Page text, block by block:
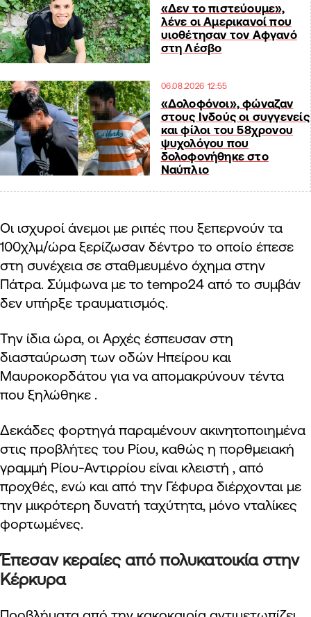
«Δεν το πιστεύουμε»,
λένε οι Αμερικανοί που
υιοθέτησαν τον Αφγανό
στη Λέσβο
06.08.2026 12:55
«Δολοφόνοι», φώναζαν
στους Ινδούς οι συγγενείς
και φίλοι του 58χρονου
ψυχολόγου που
δολοφονήθηκε στο
Ναύπλιο
Οι ισχυροί άνεμοι με ριπές που ξεπερνούν τα
100χλμ/ώρα ξερίζωσαν δέντρο το οποίο έπεσε
στη συνέχεια σε σταθμευμένο όχημα στην
Πάτρα. Σύμφωνα με το tempo24 από το συμβάν
δεν υπήρξε τραυματισμός.
Την ίδια ώρα, οι Αρχές έσπευσαν στη
διασταύρωση των οδών Ηπείρου και
Μαυροκορδάτου για να απομακρύνουν τέντα
που ξηλώθηκε .
Δεκάδες φορτηγά παραμένουν ακινητοποιημένα
στις προβλήτες του Ρίου, καθώς η πορθμειακή
γραμμή Ρίου-Αντιρρίου είναι κλειστή , από
προχθές, ενώ και από την Γέφυρα διέρχονται με
την μικρότερη δυνατή ταχύτητα, μόνο νταλίκες
φορτωμένες.
Έπεσαν κεραίες από πολυκατοικία στην
Κέρκυρα